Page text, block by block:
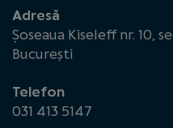
Adresă
Șoseaua Kiseleff nr. 10,
București
Telefon
031 413 5147